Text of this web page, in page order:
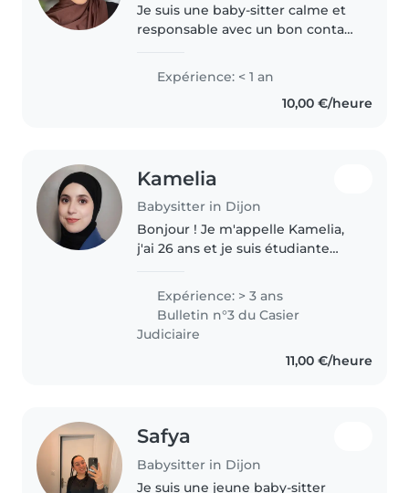
Je suis une baby-sitter calme et
responsable avec un bon contact
Polyvalente, j'adore le dessin, les
langues et les travaux manuels...
Expérience: < 1 an
10,00 €/heure
Kamelia
Babysitter in Dijon
Bonjour ! Je m'appelle Kamelia,
j'ai 26 ans et je suis étudiante
de Bourgogne Europe à Dijon.
Passionnée par les enfants, je
crée naturellement des..
Expérience: > 3 ans
Bulletin n°3 du Casier
Judiciaire
11,00 €/heure
Safya
Babysitter in Dijon
Je suis une jeune baby-sitter